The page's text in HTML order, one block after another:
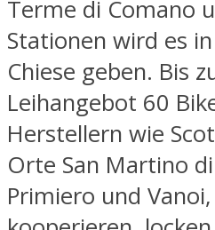
Terme di Comano
Stationen wird es
Chiese geben. Bis
Leihangebot 60
Herstellern wie
Orte San Martino
Primiero und